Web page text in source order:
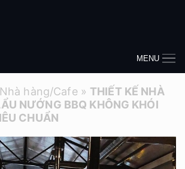
MENU
hàng/Cafe» THIẾT KẾ NHÀ
NƯỚNG BBQ KHÔNG KHÓI
CHUẨN